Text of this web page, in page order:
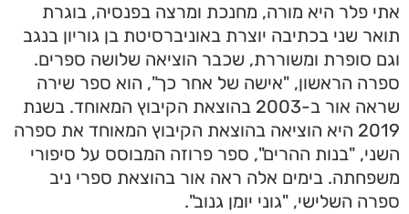
אתי פלר היא מורה, מחנכת ומרצה בפנסיה, בוגרת
תואר שני בכתיבה יוצרת באוניברסיטת בן גוריון בנגב
וגם סופרת ומשוררת, שכבר הוציאה שלושה ספרים.
ספרה הראשון, "אישה של אחר כך", הוא ספר שירה
שראה אור ב-2003 בהוצאת הקיבוץ המאוחד. בשנת
2019 היא הוציאה בהוצאת הקיבוץ המאוחד את ספרה
השני, "בנות ההרים", ספר פרוזה המבוסס על סיפורי
משפחתה. בימים אלה ראה אור בהוצאת ספרי ניב
ספרה השלישי, "גוני יומן גנוב".